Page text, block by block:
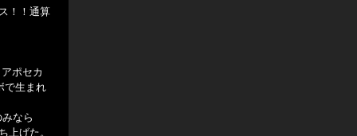
！！通算
ポセカ
で生まれ
なら
上げた。